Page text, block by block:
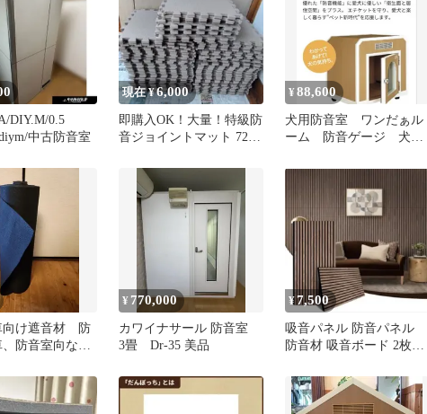
DIY.M/0.5
中古防音室
現在 ¥6,000
即購入OK！大量！特級防
音ジョイントマット 72枚
¥88,600
犬用防音室 ワンだぁル
ーム 防音ゲージ 犬用
向け遮音材 防
防音室向など
¥ 770,000
カワイナサール 防音室
3畳 Dr-35 美品
¥7,500
吸音パネル 防音パネル
防音材 吸音ボード 2枚